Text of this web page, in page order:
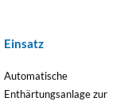
Einsatz
Automatische
Enthärtungsanlage zur